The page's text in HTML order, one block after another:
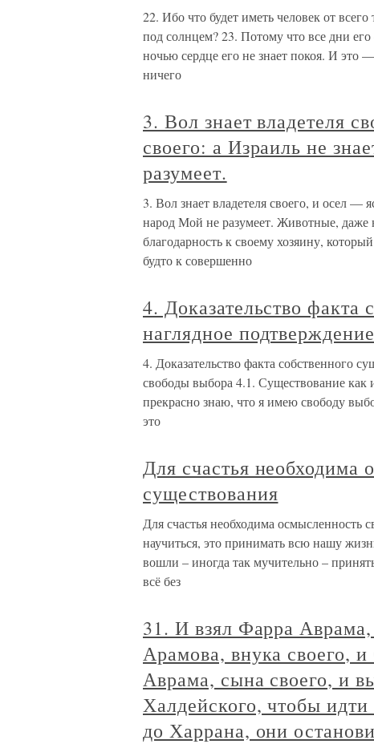
22. Ибо что будет иметь человек от
под солнцем? 23. Потому что все дни
ночью сердце его не знает покоя. И это
ничего
3. Вол знает владетеля
своего: а Израиль не
разумеет.
3. Вол знает владетеля своего, и осел —
народ Мой не разумеет. Животные, даже
благодарность к своему хозяину,
будто к совершенно
4. Доказательство факта
наглядное
4. Доказательство факта собственного
свободы выбора 4.1. Существование
прекрасно знаю, что я имею свободу
это
Для счастья необходима
существования
Для счастья необходима
научиться, это принимать всю нашу
вошли – иногда так мучительно –
всё без
31. И взял Фарра
Арамова, внука своего,
Аврама, сына своего, и
Халдейского, чтобы
до Харрана, они